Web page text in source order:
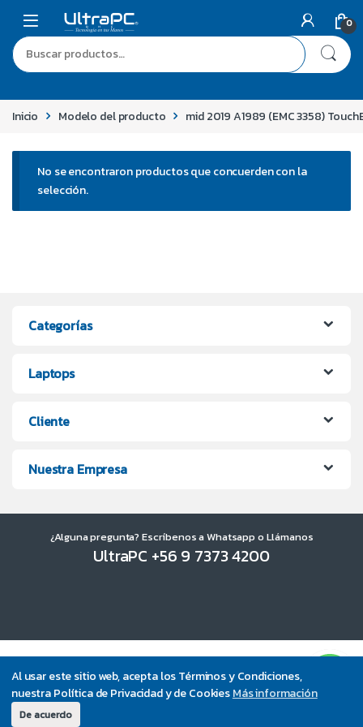
Al usar este sitio web, acepta los Términos y Condiciones,
nuestra Política de Privacidad y de CookiesMás información
De acuerdo
0
Inicio Modelo del producto mid 2019 A1989 (EMC 3358)
No se encontraron productos que concuerden con la
selección.
Categorías
Laptops
Cliente
Nuestra Empresa
¿Alguna pregunta? Escríbenos a Whatsapp o Llámanos
UltraPC +56 9 7373 4200